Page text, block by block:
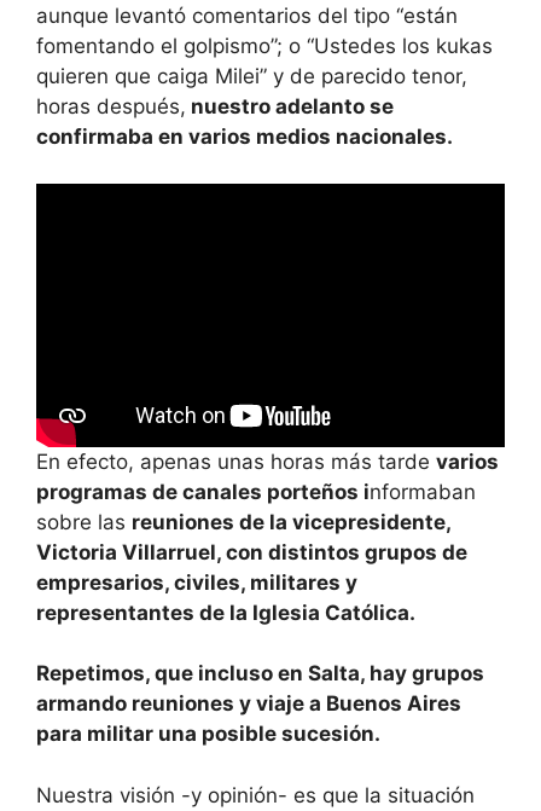
aunque levantó comentarios del tipo “están
fomentando el golpismo”; o “Ustedes los kukas
quieren que caiga Milei” y de parecido tenor,
horas después, nuestro adelanto se
confirmaba en varios medios nacionales.
En efecto, apenas unas horas más tarde varios
programas de canales porteños informaban
sobre las reuniones de la vicepresidente,
Victoria Villarruel, con distintos grupos de
empresarios, civiles, militares y
representantes de la Iglesia Católica.
Repetimos, que incluso en Salta, hay grupos
armando reuniones y viaje a Buenos Aires
para militar una posible sucesión.
Nuestra visión -y opinión- es que la situación